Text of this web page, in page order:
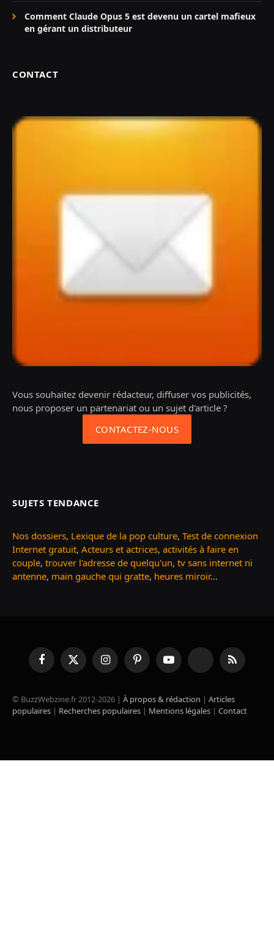
Comment Claude Opus 5 est devenu un cartel mafieux
en gérant un distributeur
CONTACT
Vous souhaitez devenir rédacteur, diffuser vos publicités,
nous proposer un partenariat ou un sujet d'article ?
CONTACTEZ-NOUS
SUJETS TENDANCE
Nos dossiers, Lexique de la pop culture, Test de connexion
Internet gratuit, Acteurs et actrices, activités à faire en
couple, trouver l'adresse de quelqu'un, tv sans internet ni
antenne, main gauche qui gratte, heures miroir...
FacebookX
(Twitter)
InstagramPinterestYouTube TikTok RSS
© BuzzWebzine.fr 2012-2026 | À propos & rédaction | Articles
populaires | Recherches populaires | Mentions légales | Contact